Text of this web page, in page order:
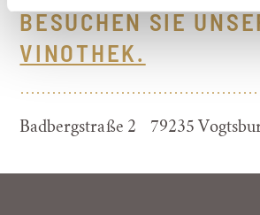
BESUCHEN SIE
VINOTHEK.
Badbergstraße 2 79235